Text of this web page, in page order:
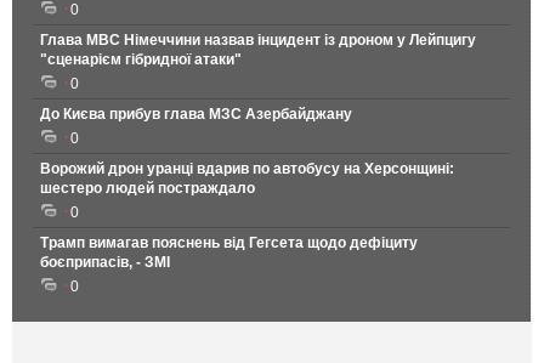
0
Глава МВС Німеччини назвав інцидент із дроном у Лейпцигу
"сценарієм гібридної атаки"
0
До Києва прибув глава МЗС Азербайджану
0
Ворожий дрон уранці вдарив по автобусу на Херсонщині:
шестеро людей постраждало
0
Трамп вимагав пояснень від Гегсета щодо дефіциту
боєприпасів, - ЗМІ
0